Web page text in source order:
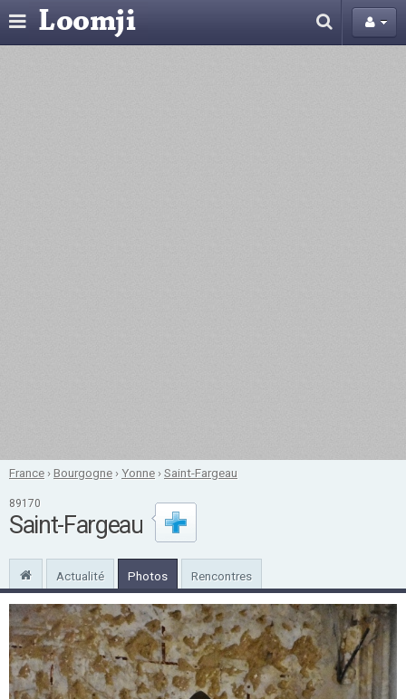
France ›Bourgogne ›Yonne ›Saint-Fargeau
89170
Saint-Fargeau
Actualité Photos Rencontres